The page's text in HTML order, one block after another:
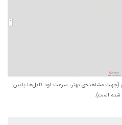
(جهت مشاهده‌ی بهتر، سرعت لود تایل‌ها پایین
شده است).